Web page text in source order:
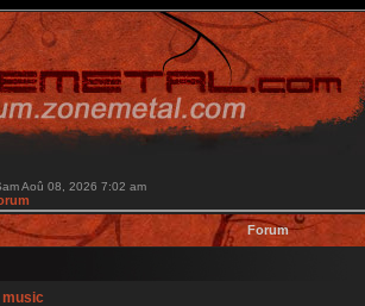
Aoû 08, 2026 7:02 am
Forum
music